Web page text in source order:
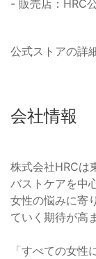
- 販売店：HRC
公式ストアの詳
会社情報
株式会社HRCは
バストケアを中
女性の悩みに寄
ていく期待が高
「すべての女